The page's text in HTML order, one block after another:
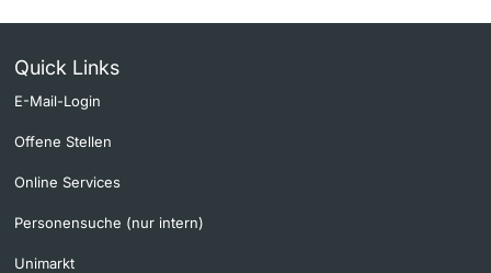
Quick Links
E-Mail-Login
Offene Stellen
Online Services
Personensuche (nur intern)
Unimarkt